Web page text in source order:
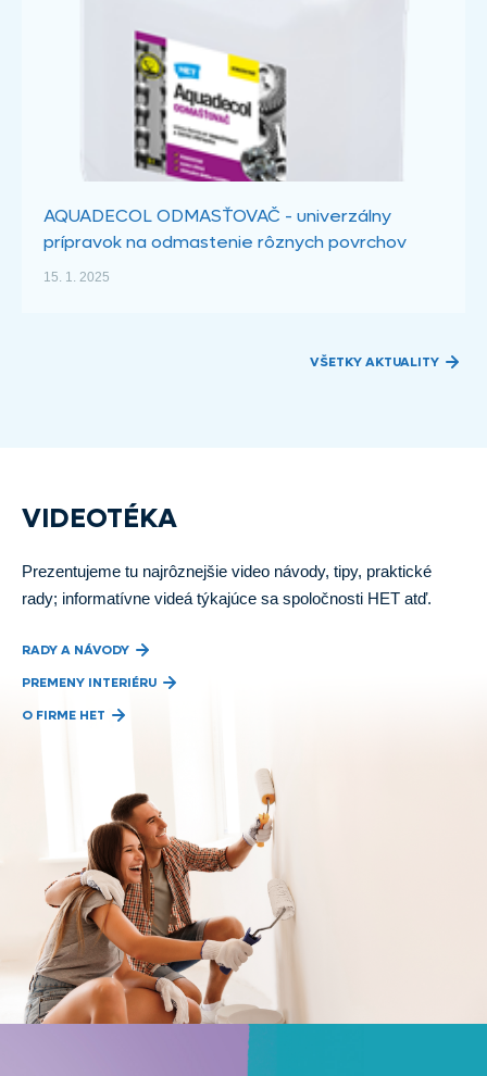
AQUADECOL ODMASŤOVAČ - univerzálny
prípravok na odmastenie rôznych povrchov
15. 1. 2025
VŠETKY AKTUALITY
VIDEOTÉKA
Prezentujeme tu najrôznejšie video návody, tipy, praktické
rady; informatívne videá týkajúce sa spoločnosti HET atď.
RADY A NÁVODY
PREMENY INTERIÉRU
O FIRME HET